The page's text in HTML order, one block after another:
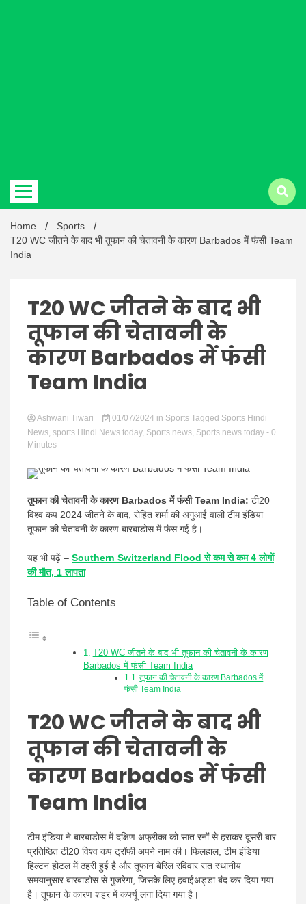
Latest
Hindi
News
Home
Sports
T20 WC जीतने के बाद भी तूफान की चेतावनी के कारण Barbados में फंसी Team
India
T20 WC जीतने के बाद भी
तूफान की चेतावनी के
कारण Barbados में फंसी
Team India
Ashwani Tiwari 01/07/2024 in Sports Tagged Sports Hindi
News, sports Hindi News today, Sports news, Sports news today - 0
Minutes
तूफान की चेतावनी के कारण Barbados में फंसी Team India: टी20
विश्व कप 2024 जीतने के बाद, रोहित शर्मा की अगुआई वाली टीम इंडिया
तूफान की चेतावनी के कारण बारबाडोस में फंस गई है।
यह भी पढ़ें – Southern Switzerland Flood से कम से कम 4 लोगों
की मौत, 1 लापता
Table of Contents
T20 WC जीतने के बाद भी तूफान की चेतावनी के कारण
Barbados में फंसी Team India
तूफान की चेतावनी के कारण Barbados में
फंसी Team India
T20 WC जीतने के बाद भी
तूफान की चेतावनी के
कारण Barbados में फंसी
Team India
टीम इंडिया ने बारबाडोस में दक्षिण अफ्रीका को सात रनों से हराकर दूसरी बार
प्रतिष्ठित टी20 विश्व कप ट्रॉफी अपने नाम की। फिलहाल, टीम इंडिया
हिल्टन होटल में ठहरी हुई है और तूफान बेरिल रविवार रात स्थानीय
समयानुसार बारबाडोस से गुजरेगा, जिसके लिए हवाईअड्डा बंद कर दिया गया
है। तूफान के कारण शहर में कर्फ्यू लगा दिया गया है।